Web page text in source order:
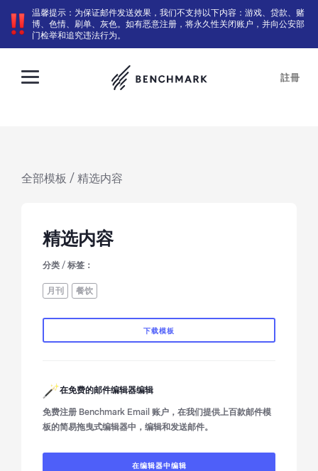
温馨提示：为保证邮件发送效果，我们不支持以下内容：游戏、贷款、赌
博、色情、刷单、灰色。如有恶意注册，将永久性关闭账户，并向公安部
门检举和追究违法行为。
註冊
全部模板 / 精选内容
精选内容
分类 / 标签：
月刊 餐饮
下载模板
在免费的邮件编辑器编辑
免费注册 Benchmark Email 账户，在我们提供上百款邮件模
板的简易拖曳式编辑器中，编辑和发送邮件。
在编辑器中编辑